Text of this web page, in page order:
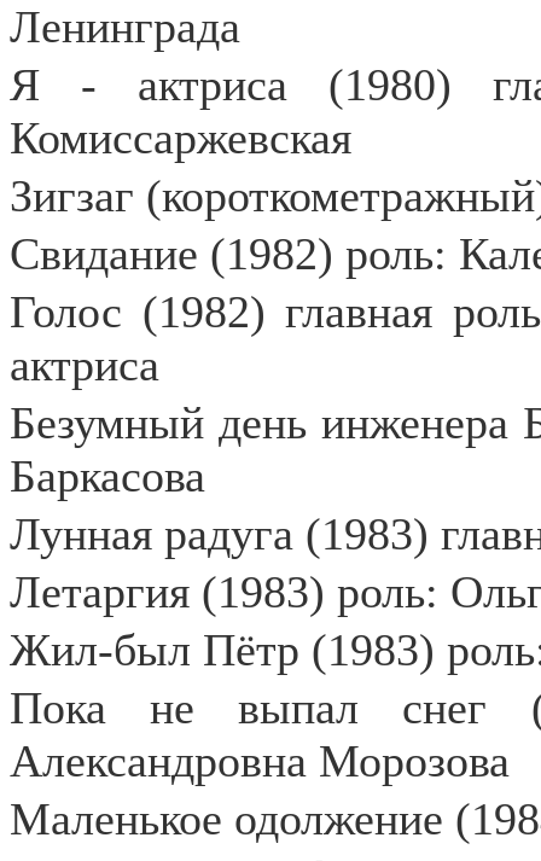
Ленинграда
Я - актриса (1980)
Комиссаржевская
Зигзаг
Свидание (1982) роль:
Голос (1982) главная
актриса
Безумный день инженера
Баркасова
Лунная радуга (1983)
Летаргия (1983) роль:
Жил-был Пётр (1983)
Пока не выпал снег
Александровна Морозова
Маленькое одолжение